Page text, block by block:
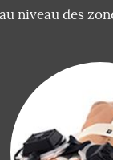
niveau des